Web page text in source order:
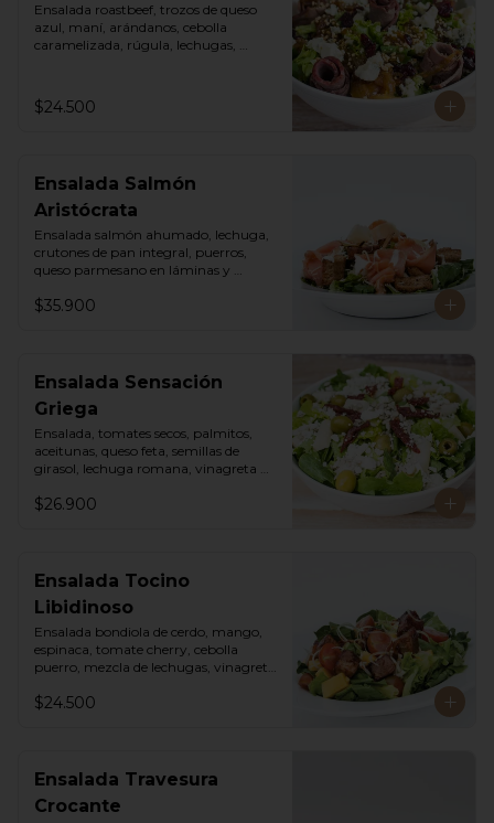
Ensalada roastbeef, trozos de queso
azul, maní, arándanos, cebolla
caramelizada, rúgula, lechugas,
$24.500
Ensalada Salmón
Aristócrata
Ensalada salmón ahumado, lechuga,
crutones de pan integral, puerros,
queso parmesano en láminas y
$35.900
Ensalada Sensación
Griega
Ensalada, tomates secos, palmitos,
aceitunas, queso feta, semillas de
girasol, lechuga romana, vinagreta
$26.900
Ensalada Tocino
Libidinoso
Ensalada bondiola de cerdo, mango,
espinaca, tomate cherry, cebolla
puerro, mezcla de lechugas, vinagreta
$24.500
Ensalada Travesura
Crocante